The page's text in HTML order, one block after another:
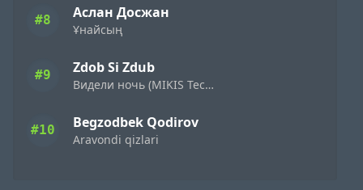
#8 Аслан Досжан
Ұнайсың
#9 Zdob Si Zdub
Видели ночь (MIKIS Techno Flip)
#10 Begzodbek Qodirov
Aravondi qizlari